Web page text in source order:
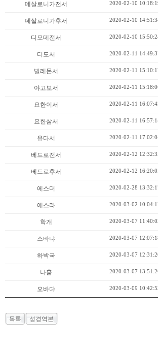
데살로니가전서 2020-02-10
데살로니가후서 2020-02-10
디모데전서 2020-02-10
디도서 2020-02-11
빌레몬서 2020-02-11
야고보서 2020-02-11
요한이서 2020-02-11
요한삼서 2020-02-11
유다서 2020-02-11
베드로전서 2020-02-12
베드로후서 2020-02-12
에스더 2020-02-28
에스라 2020-03-02
학개 2020-03-07
스바냐 2020-03-07
하박국 2020-03-07
나훔 2020-03-07
오바댜 2020-03-09
목록 성경역본